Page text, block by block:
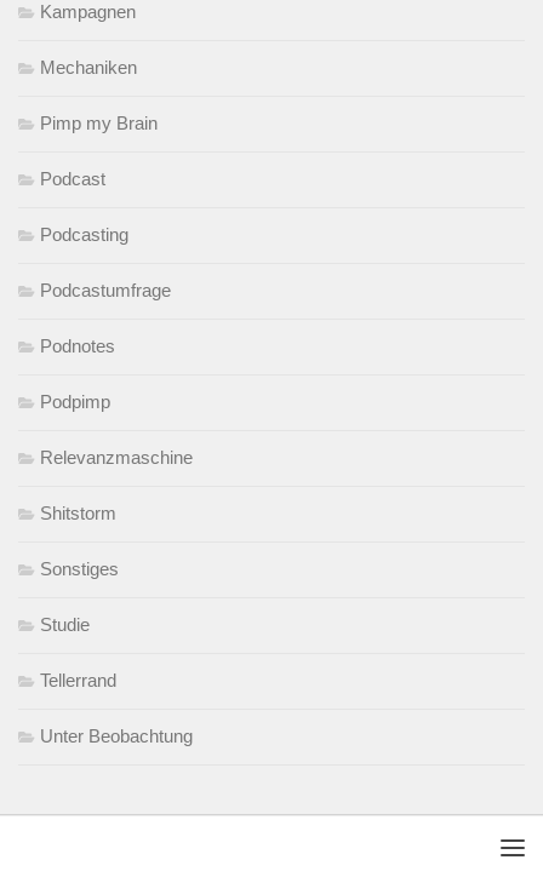
Kampagnen
Mechaniken
Pimp my Brain
Podcast
Podcasting
Podcastumfrage
Podnotes
Podpimp
Relevanzmaschine
Shitstorm
Sonstiges
Studie
Tellerrand
Unter Beobachtung